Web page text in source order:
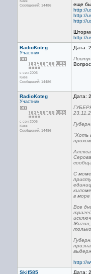
Сообщений: 14486
еще
http://
http://
http://
http://
RadioKoteg
Участник
с сен 2006
Киев
Сообщений: 14486
Дата:
RadioKoteg
Участник
с сен 2006
Киев
Сообщений: 14486
Дата:
"Хоть
С
в
Все
Жигин,
http://
Skif585
Дата: